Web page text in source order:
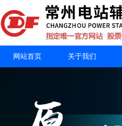
网站首页 关于我们